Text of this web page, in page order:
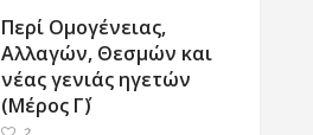
Περί Ομογένειας,
Αλλαγών, Θεσμών και
νέας γενιάς ηγετών
(Μέρος Γ΄)